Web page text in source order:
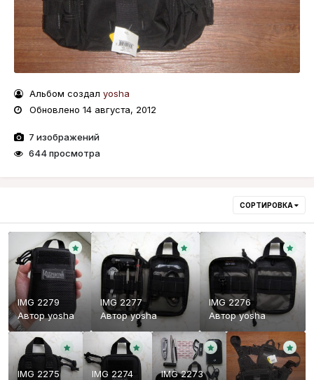
Альбом создалyosha
Обновлено14 августа, 2012
7 изображений
644 просмотра
СОРТИРОВКА
IMG 2279
Автор yosha
IMG 2277
Авторyosha
IMG 2276
Авторyosha
IMG 2275
IMG 2274
IMG 2273